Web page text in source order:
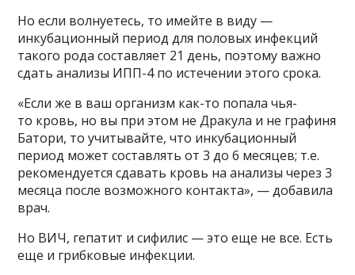
Но если волнуетесь, то имейте в виду —
инкубационный период для половых инфекций
такого рода составляет 21 день, поэтому важно
сдать анализы ИПП-4 по истечении этого срока.
«Если же в ваш организм как-то попала чья-
то кровь, но вы при этом не Дракула и не графиня
Батори, то учитывайте, что инкубационный
период может составлять от 3 до 6 месяцев; т.е.
рекомендуется сдавать кровь на анализы через 3
месяца после возможного контакта», — добавила
врач.
Но ВИЧ, гепатит и сифилис — это еще не все. Есть
еще и грибковые инфекции.